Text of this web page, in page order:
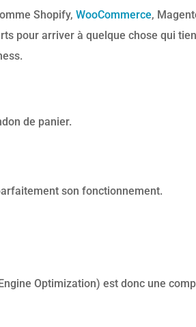
Shopify, WooCommerce,
pour arriver à quelque chose qui
de panier.
son fonctionnement.
Optimization) est donc une